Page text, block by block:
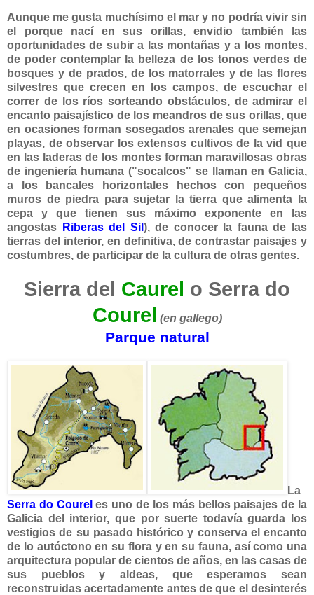
Aunque me gusta muchísimo el mar y no podría vivir sin
el porque nací en sus orillas, envidio también las
oportunidades de subir a las montañas y a los montes,
de poder contemplar la belleza de los tonos verdes de
bosques y de prados, de los matorrales y de las flores
silvestres que crecen en los campos, de escuchar el
correr de los ríos sorteando obstáculos, de admirar el
encanto paisajístico de los meandros de sus orillas, que
en ocasiones forman sosegados arenales que semejan
playas, de observar los extensos cultivos de la vid que
en las laderas de los montes forman maravillosas obras
de ingeniería humana ("socalcos" se llaman en Galicia,
a los bancales horizontales hechos con pequeños
muros de piedra para sujetar la tierra que alimenta la
cepa y que tienen sus máximo exponente en las
angostas
Riberas del Sil ), de conocer la fauna de las
tierras del interior, en definitiva, de contrastar paisajes y
costumbres, de participar de la cultura de otras gentes.
Sierra del Caurel o Serra do
Courel (en gallego)
Parque natural
La
Serra do Coureles uno de los más bellos paisajes de la
Galicia del interior, que por suerte todavía guarda los
vestigios de su pasado histórico y conserva el encanto
de lo autóctono en su flora y en su fauna, así como una
arquitectura popular de cientos de años, en las casas de
sus pueblos y aldeas, que esperamos sean
reconstruidas acertadamente antes de que el desinterés